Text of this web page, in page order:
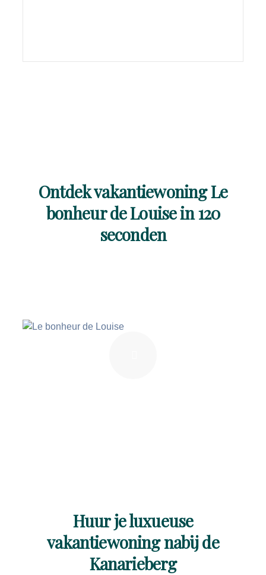
Ontdek vakantiewoning Le
bonheur de Louise in 120
seconden
Huur je luxueuse
vakantiewoning nabij de
Kanarieberg